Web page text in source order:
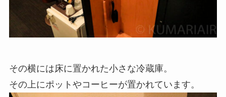
その横には床に置かれた小さな冷蔵庫。
その上にポットやコーヒーが置かれています。